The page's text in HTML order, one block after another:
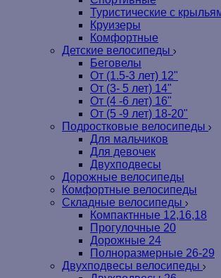
Туристические с
Круизеры
Комфортные
Детские велосипеды
Беговелы
От (1.5-3 лет) 12"
От (3- 5 лет) 14"
От (4 -6 лет) 16"
От (5 -9 лет) 18-20"
Подростковые велосипеды
Для мальчиков
Для девочек
Двухподвесы
Дорожные велосипеды
Комфортные велосипеды
Складные велосипеды
Компактнные 12,16,18
Прогулочные 20
Дорожные 24
Полноразмерные 26-29
Двухподвесы велосипеды